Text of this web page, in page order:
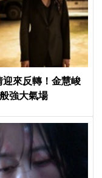
來反轉！金慧峻
強大氣場